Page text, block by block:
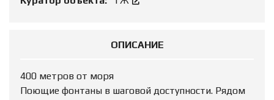
ОПИСАНИЕ
400 метров от моря
Поющие фонтаны в шаговой доступности. Рядом